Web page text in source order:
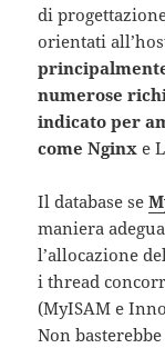
di
orientati
numerose
indicato per
come Nginx e
Il database se
maniera
l’allocazione
i thread
(MyISAM e
Non